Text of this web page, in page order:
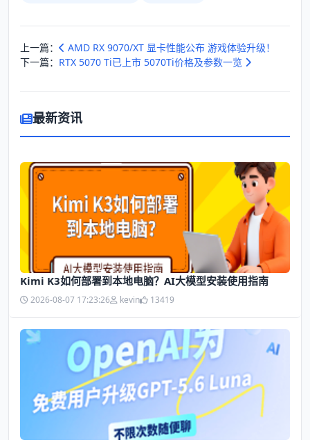
上一篇：
AMD RX 9070/XT 显卡性能公布 游戏体验升级！
下一篇： RTX 5070 Ti已上市 5070Ti价格及参数一览
最新资讯
Kimi K3如何部署到本地电脑？AI大模型安装使用指南
2026-08-07 17:23:26 kevin 13419